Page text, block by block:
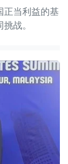
正当利益的基
战。